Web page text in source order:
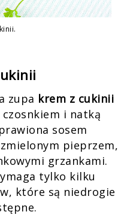
zupa krem z cukinii
i natką
sosem
pieprzem,
grzankami.
tylko kilku
które są niedrogie